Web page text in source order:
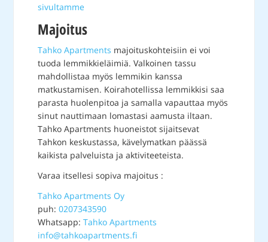
sivultamme
Majoitus
Tahko Apartments majoituskohteisiin ei voi
tuoda lemmikkieläimiä. Valkoinen tassu
mahdollistaa myös lemmikin kanssa
matkustamisen. Koirahotellissa lemmikkisi saa
parasta huolenpitoa ja samalla vapauttaa myös
sinut nauttimaan lomastasi aamusta iltaan.
Tahko Apartments huoneistot sijaitsevat
Tahkon keskustassa, kävelymatkan päässä
kaikista palveluista ja aktiviteeteista.
Varaa itsellesi sopiva majoitus :
Tahko Apartments Oy
puh:0207343590
Whatsapp:Tahko Apartments
info@tahkoapartments.fi